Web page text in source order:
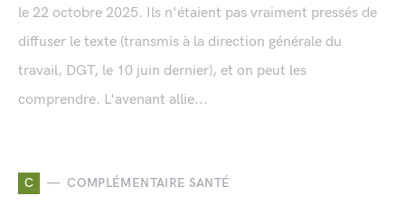
le 22 octobre 2025. Ils n'étaient pas vraiment pressés de
diffuser le texte (transmis à la direction générale du
travail, DGT, le 10 juin dernier), et on peut les
comprendre. L'avenant allie...
C COMPLÉMENTAIRE SANTÉ